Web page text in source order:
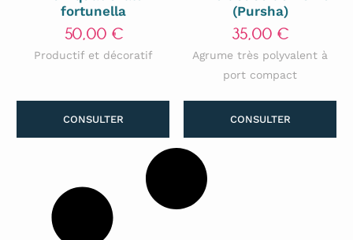
fortunella
50,00 €
Productif et décoratif
CONSULTER
(Pursha)
35,00 €
Agrume très polyvalent à
port compact
CONSULTER